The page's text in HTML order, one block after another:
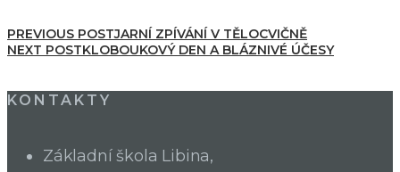
PREVIOUS POSTJARNÍ ZPÍVÁNÍ V TĚLOCVIČNĚ
NEXT POSTKLOBOUKOVÝ DEN A BLÁZNIVÉ ÚČESY
KONTAKTY
Základní škola Libina,